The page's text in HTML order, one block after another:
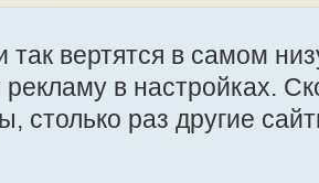
так вертятся в самом
в настройках.
столько раз другие